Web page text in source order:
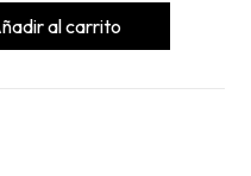
al carrito